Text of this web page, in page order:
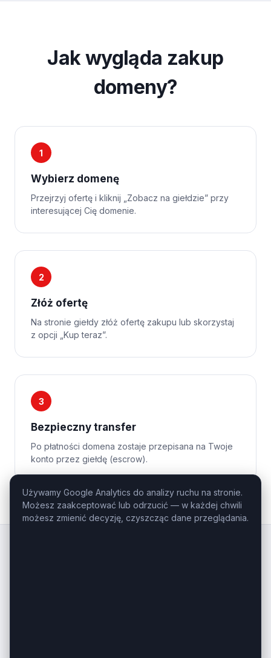
Jak wygląda zakup
domeny?
1
Wybierz domenę
Przejrzyj ofertę i kliknij „Zobacz na giełdzie” przy
interesującej Cię domenie.
2
Złóż ofertę
Na stronie giełdy złóż ofertę zakupu lub skorzystaj
z opcji „Kup teraz”.
3
Bezpieczny transfer
Po płatności domena zostaje przepisana na Twoje
konto przez giełdę (escrow).
Używamy Google Analytics do analizy ruchu na stronie.
Możesz zaakceptować lub odrzucić — w każdej chwili
możesz zmienić decyzję, czyszcząc dane przeglądania.